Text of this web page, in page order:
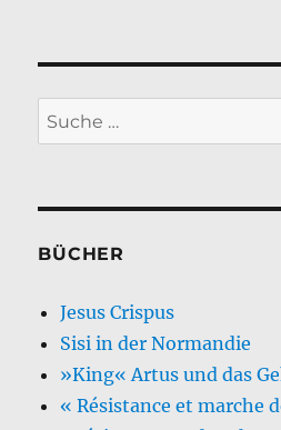
Suche
nach:
BÜCHER
Jesus Crispus
Sisi in der Normandie
»King« Artus und das
« Résistance et marche